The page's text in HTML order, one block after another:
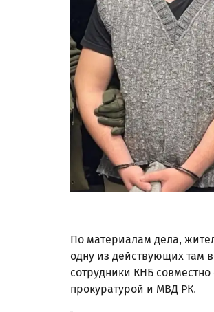
По материалам дела,
одну из действующих там
сотрудники КНБ
прокуратурой и МВД РК.